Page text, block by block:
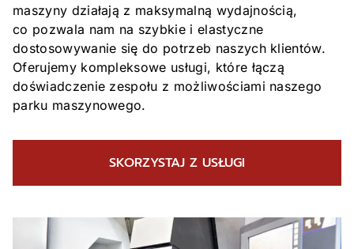
maszyny działają z maksymalną wydajnością,
co pozwala nam na szybkie i elastyczne
dostosowywanie się do potrzeb naszych klientów.
Oferujemy kompleksowe usługi, które łączą
doświadczenie zespołu z możliwościami naszego
parku maszynowego.
SKORZYSTAJ Z USŁUGI